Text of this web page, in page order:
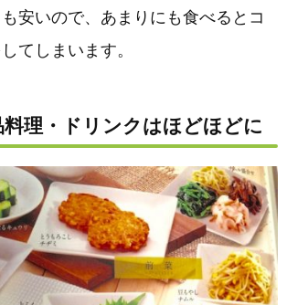
安いので、あまりにも食べるとコ
てしまいます。
理・ドリンクはほどほどに